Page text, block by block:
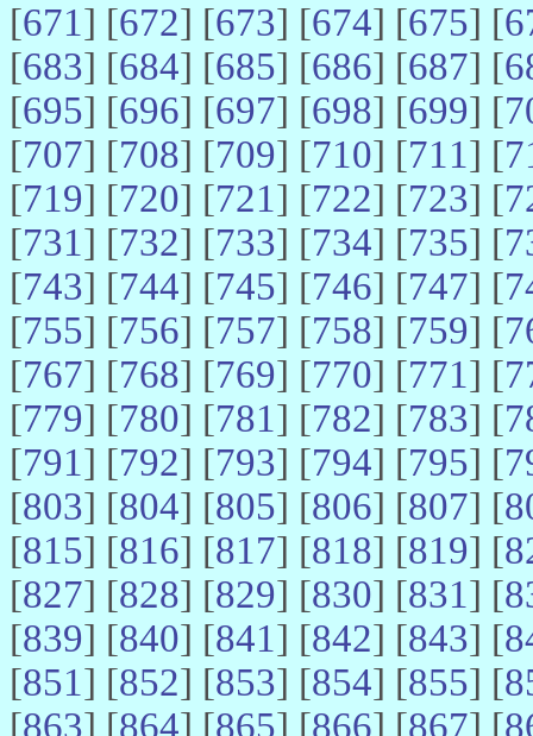
[671] [672] [673] [674] [675] [
[683] [684] [685] [686] [687] [
[695] [696] [697] [698] [699] [
[707] [708] [709] [710] [711] [
[719] [720] [721] [722] [723] [
[731] [732] [733] [734] [735] [
[743] [744] [745] [746] [747] [
[755] [756] [757] [758] [759] [
[767] [768] [769] [770] [771] [
[779] [780] [781] [782] [783] [
[791] [792] [793] [794] [795] [
[803] [804] [805] [806] [807] [
[815] [816] [817] [818] [819] [
[827] [828] [829] [830] [831] [
[839] [840] [841] [842] [843] [
[851] [852] [853] [854] [855] [
[863] [864] [865] [866] [867] [